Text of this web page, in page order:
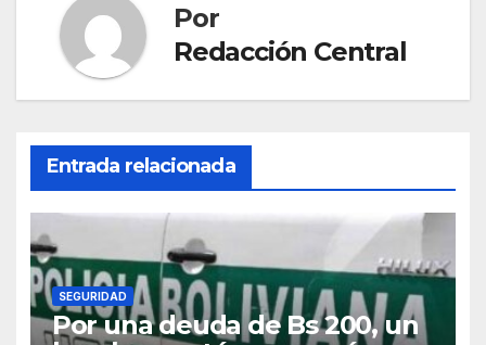
Por
Redacción Central
Entrada relacionada
SEGURIDAD
Por una deuda de Bs 200, un